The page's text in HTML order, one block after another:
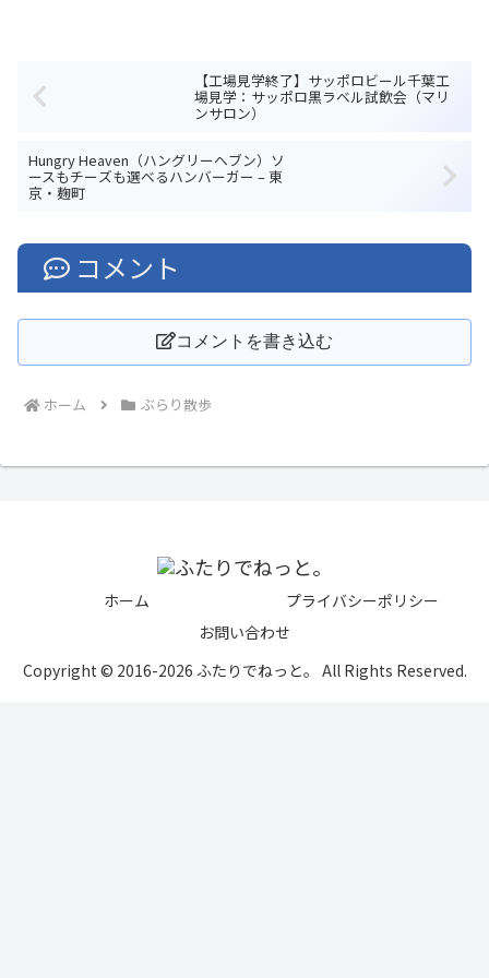
【工場見学終了】サッポロビール千葉工
場見学：サッポロ黒ラベル試飲会（マリ
ンサロン）
Hungry Heaven（ハングリーヘブン）ソ
ースもチーズも選べるハンバーガー – 東
京・麹町
コメント
コメントを書き込む
ホーム ぶらり散歩
ホーム
プライバシーポリシー
お問い合わせ
Copyright © 2016-2026 ふたりでねっと。 All Rights Reserved.